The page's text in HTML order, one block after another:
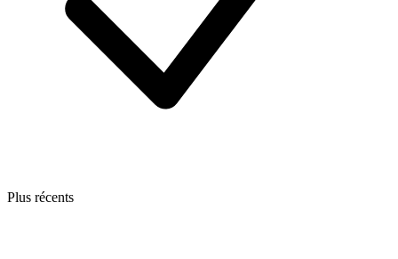
Plus récents